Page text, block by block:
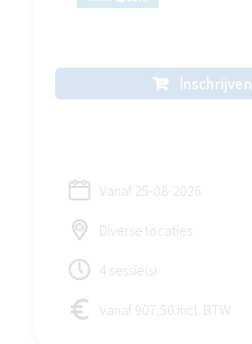
Inschrijven
Vanaf 25-08-2026
Diverse locaties
4 sessie(s)
Vanaf 907,50 incl. BTW